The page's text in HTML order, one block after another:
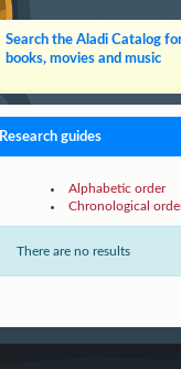
Search the Aladi Catalog
books, movies and music
Research guides
Alphabetic order
Chronological
There are no results